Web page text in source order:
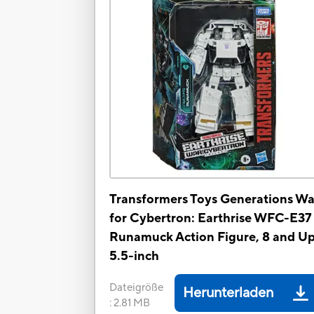
Transformers Toys Generations
for Cybertron: Earthrise WFC-E37
Runamuck Action Figure, 8 and
5.5-inch
Dateigröße
:2.81 MB
Herunterladen